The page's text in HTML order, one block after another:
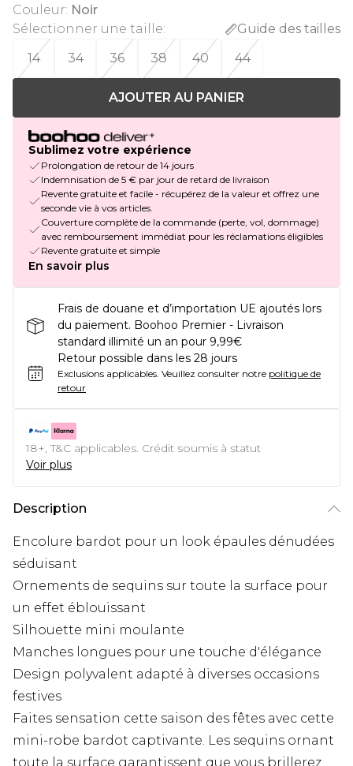
Couleur: Noir
Sélectionner une taille:
Guide des tailles
14
34 36 38 40 44
AJOUTER AU PANIER
Sublimez votre expérience
Prolongation de retour de 14 jours
Indemnisation de 5 € par jour de retard de livraison
Revente gratuite et facile - récupérez de la valeur et offrez une
seconde vie à vos articles.
Couverture complète de la commande (perte, vol, dommage)
avec remboursement immédiat pour les réclamations éligibles
Revente gratuite et simple
En savoir plus
Frais de douane et d’importation UE ajoutés lors
du paiement. Boohoo Premier - Livraison
standard illimité un an pour 9,99€
Retour possible dans les 28 jours
Exclusions applicables. Veuillez consulter notre politique de
retour
18+, T&C applicables. Crédit soumis à statut
Voir plus
Description
Encolure bardot pour un look épaules dénudées
séduisant
Ornements de sequins sur toute la surface pour
un effet éblouissant
Silhouette mini moulante
Manches longues pour une touche d'élégance
Design polyvalent adapté à diverses occasions
festives
Faites sensation cette saison des fêtes avec cette
mini-robe bardot captivante. Les sequins ornant
toute la surface garantissent que vous brillerez